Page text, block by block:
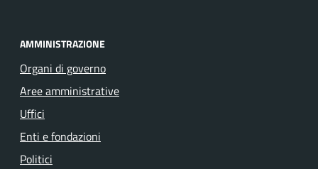
AMMINISTRAZIONE
Organi di governo
Aree amministrative
Uffici
Enti e fondazioni
Politici